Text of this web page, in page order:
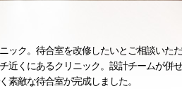
ック。待合室を改修したいとご相談いた
近くにあるクリニック。設計チームが併
素敵な待合室が完成しました。